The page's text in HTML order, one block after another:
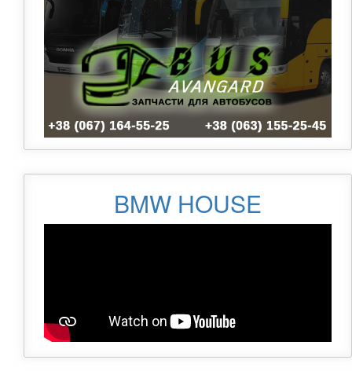
BMW HOUSE